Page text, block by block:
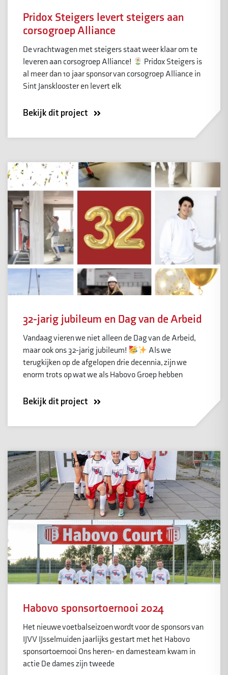
Pridox Steigers levert steigers aan
corsogroep Alliance
De vrachtwagen met steigers staat weer klaar om te
leveren aan corsogroep Alliance!
Pridox Steigers is
al meer dan 10 jaar sponsor van corsogroep Alliance in
Sint Jansklooster en levert elk
Bekijk dit project
32-jarig jubileum en Dag van de Arbeid
Vandaag vieren we niet alleen de Dag van de Arbeid,
maar ook ons 32-jarig jubileum!
Als we
terugkijken op de afgelopen drie decennia, zijn we
enorm trots op wat we als Habovo Groep hebben
Bekijk dit project
Habovo sponsortoernooi 2024
Het nieuwe voetbalseizoen wordt voor de sponsors van
IJVV IJsselmuiden jaarlijks gestart met het Habovo
sponsortoernooi Ons heren- en damesteam kwam in
actie De dames zijn tweede